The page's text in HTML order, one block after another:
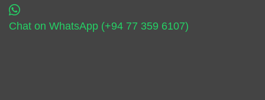
Chat on WhatsApp (+94 77 359 6107)